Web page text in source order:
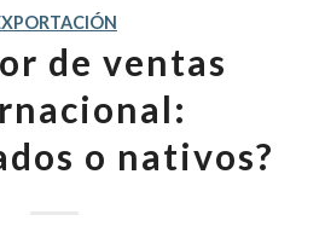
de ventas
o nativos?